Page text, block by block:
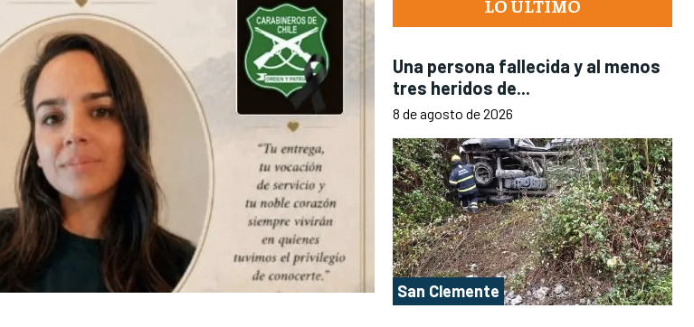
LO ULTIMO
Una persona fallecida y al menos
tres heridos de...
8 de agosto de 2026
San Clemente